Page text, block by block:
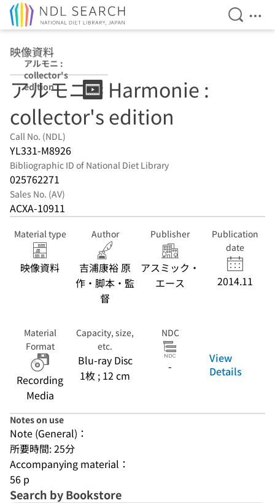
Open
映像資料
アルモニ :
collector's
edition
アルモニ = Harmonie :
collector's edition
Call No. (NDL)
YL331-M8926
Bibliographic ID of National Diet Library
025762271
Sales No. (AV)
ACXA-10911
Material type
映像資料
Author
吉浦康裕 原
作・脚本・監
督
Publisher
アスミック・
エース
Publication
date
2014.11
Material
Format
Recording
Media
Capacity, size,
etc.
Blu-ray Disc
1枚 ; 12 cm
NDC
-
View
Details
Notes on use
Note (General)：
所要時間: 25分
Accompanying material：
56 p
Search by Bookstore